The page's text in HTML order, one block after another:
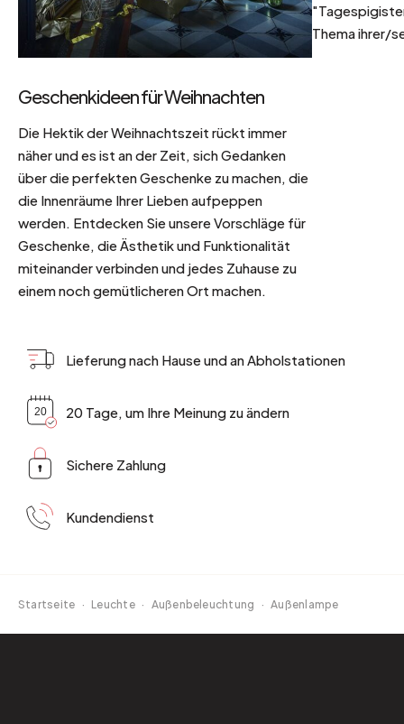
Geschenkideen für Weihnachten
Die Hektik der Weihnachtszeit rückt immer
näher und es ist an der Zeit, sich Gedanken
über die perfekten Geschenke zu machen, die
die Innenräume Ihrer Lieben aufpeppen
werden. Entdecken Sie unsere Vorschläge für
Geschenke, die Ästhetik und Funktionalität
miteinander verbinden und jedes Zuhause zu
einem noch gemütlicheren Ort machen.
Thema ihrer/
Lieferung nach Hause und an Abholstationen
20 Tage, um Ihre Meinung zu ändern
Sichere Zahlung
Kundendienst
Startseite · Leuchte · Außenbeleuchtung · Außenlampe